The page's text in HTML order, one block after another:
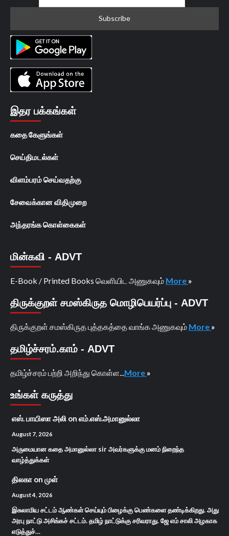
இதர பக்கங்கள்
கதை கேளுங்கள்
செய்திமடல்கள்
விளம்பரம் செய்வதற்கு
சேவைக்கான விதிமுறை
அந்தரங்க கொள்கைகள்
மின்கவி - ADVT
E-Book / Printed Books வெளியிட அணுகவும் More »
திருக்குறள் சமஸ்கிருத மொழிபெயர்ப்பு - ADVT
திருக்குறள் சமஸ்கிருத புத்தகத்தை வாங்க அணுகவும் More »
தமிழ்ச்சரம்.காம் - ADVT
தமிழ்ச்சரம் பற்றி அறிந்து கொள்ள... More »
உங்கள் கருத்து
எஸ். பாயிஸா அலி on எம்.எஸ்.அமானுல்லா
August 7, 2026
அருமையான கதை அமானுல்லா sir அவர்களுக்கு மனம் நிறைந்த
வாழ்த்துக்கள்
திலகா on முள்
August 4, 2026
இசுலாமிய சட்டம் ஆண்கள் செய்யும் பிழைக்கு பெண்களை தண்டிக்கிறது. அது
அரபு நாட்டு அசிங்கச் சட்டம். தமிழ் நாட்டுக்கு சரிவராது. ஜே எம் சாலி அழகாக
எடுத்துச்…